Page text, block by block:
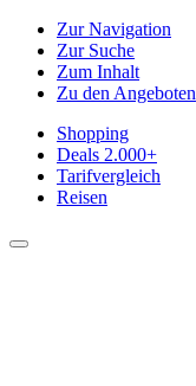
Zur Navigation
Zur Suche
Zum Inhalt
Zu den Angeboten
Shopping
Deals 2.000+
Tarifvergleich
Reisen